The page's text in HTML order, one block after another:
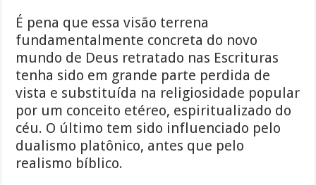
É pena que essa visão terrena
fundamentalmente concreta do novo
mundo de Deus retratado nas Escrituras
tenha sido em grande parte perdida de
vista e substituída na religiosidade popular
por um conceito etéreo, espiritualizado do
céu. O último tem sido influenciado pelo
dualismo platônico, antes que pelo
realismo bíblico.